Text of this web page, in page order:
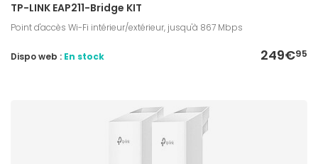
TP-LINK EAP211-Bridge KIT
Point d'accès Wi-Fi intérieur/extérieur, jusqu'à 867 Mbps
249€95
Dispo web : En stock